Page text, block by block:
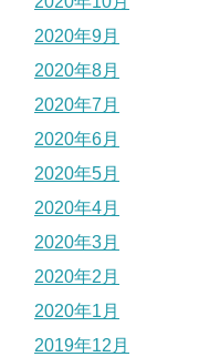
2020年9月
2020年8月
2020年7月
2020年6月
2020年5月
2020年4月
2020年3月
2020年2月
2020年1月
2019年12月